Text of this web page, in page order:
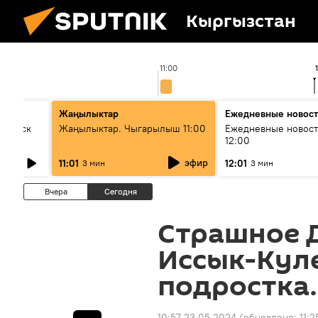
Кыргызстан
11:00
Жаңылыктар
Жаңылыктар. Чыгарылыш 11:00
11:01 3 мин эфир
Ежедневные
Ежедневные
12:00
12:01 3 мин
Вчера Сегодня
Страшное
Иссык-